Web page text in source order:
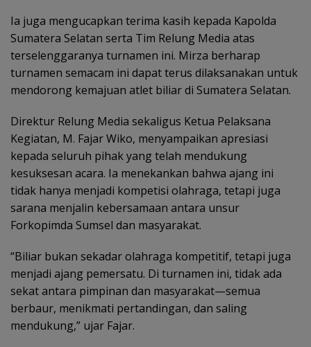
Ia juga mengucapkan terima kasih kepada Kapolda
Sumatera Selatan serta Tim Relung Media atas
terselenggaranya turnamen ini. Mirza berharap
turnamen semacam ini dapat terus dilaksanakan untuk
mendorong kemajuan atlet biliar di Sumatera Selatan.
Direktur Relung Media sekaligus Ketua Pelaksana
Kegiatan, M. Fajar Wiko, menyampaikan apresiasi
kepada seluruh pihak yang telah mendukung
kesuksesan acara. Ia menekankan bahwa ajang ini
tidak hanya menjadi kompetisi olahraga, tetapi juga
sarana menjalin kebersamaan antara unsur
Forkopimda Sumsel dan masyarakat.
“Biliar bukan sekadar olahraga kompetitif, tetapi juga
menjadi ajang pemersatu. Di turnamen ini, tidak ada
sekat antara pimpinan dan masyarakat—semua
berbaur, menikmati pertandingan, dan saling
mendukung,” ujar Fajar.